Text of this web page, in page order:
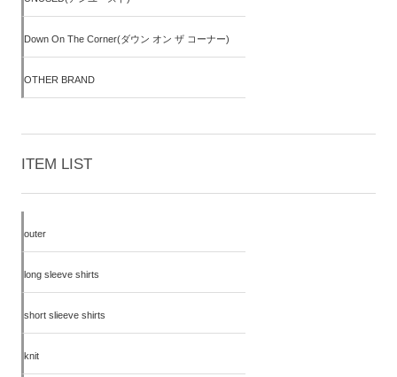
Down On The Corner(ダウン オン ザ コーナー)
OTHER BRAND
ITEM LIST
outer
long sleeve shirts
short slieeve shirts
knit